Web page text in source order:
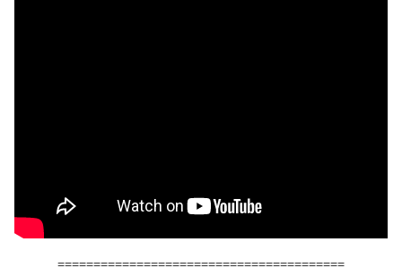
========================================